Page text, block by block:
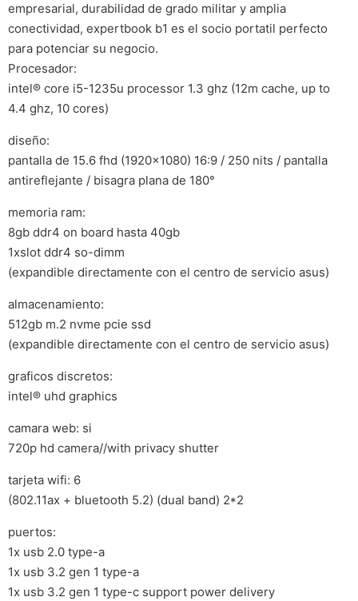
empresarial, durabilidad de grado militar y amplia
conectividad, expertbook b1 es el socio portatil perfecto
para potenciar su negocio.
Procesador:
intel® core i5-1235u processor 1.3 ghz (12m cache, up to
4.4 ghz, 10 cores)
diseño:
pantalla de 15.6 fhd (1920×1080) 16:9 / 250 nits / pantalla
antireflejante / bisagra plana de 180°
memoria ram:
8gb ddr4 on board hasta 40gb
1xslot ddr4 so-dimm
(expandible directamente con el centro de servicio asus)
almacenamiento:
512gb m.2 nvme pcie ssd
(expandible directamente con el centro de servicio asus)
graficos discretos:
intel® uhd graphics
camara web: si
720p hd camera//with privacy shutter
tarjeta wifi: 6
(802.11ax + bluetooth 5.2) (dual band) 2*2
puertos:
1x usb 2.0 type-a
1x usb 3.2 gen 1 type-a
1x usb 3.2 gen 1 type-c support power delivery